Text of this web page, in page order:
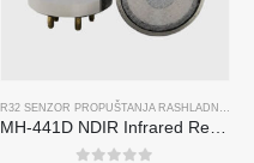
,,R290 SENZOR PROPUŠTANJA